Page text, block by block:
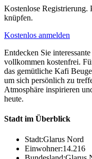
Kostenlose Registrierung.
knüpfen.
Kostenlos anmelden
Entdecken Sie
vollkommen kostenfrei.
das gemütliche Kafi
um sich persönlich zu
Atmosphäre inspirieren
heute.
Stadt im Überblick
Stadt:Glarus Nord
Einwohner:14.216